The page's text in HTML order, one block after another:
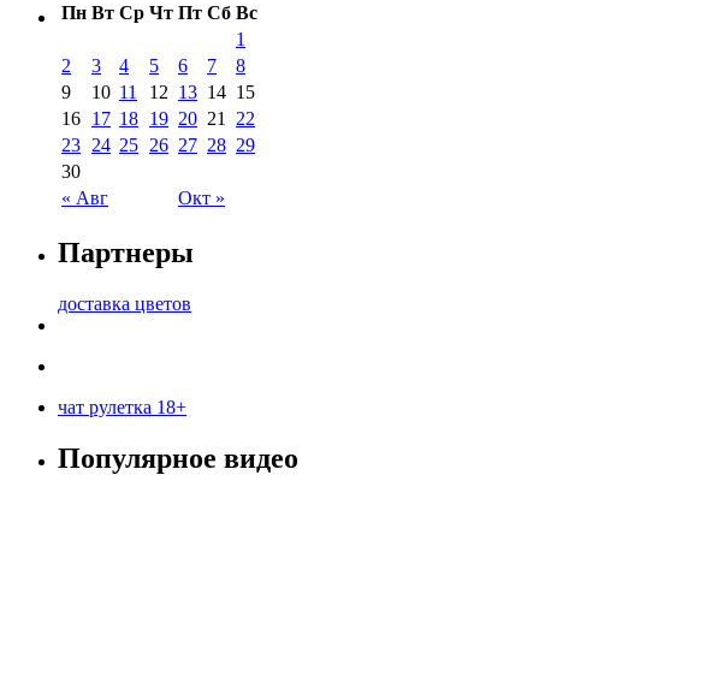
Пн Вт Ср Чт Пт Сб Вс
« Авг Окт »
1
2
3 4 5 6 7
8
9
10 11 12 13 14 15
16 17 18 19 20 21
22
23 24 25 26 27 28 29
30
Партнеры
доставка цветов
чат рулетка 18+
Популярное видео